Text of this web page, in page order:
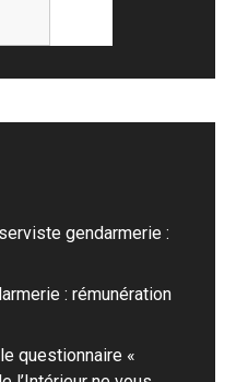
gendarmerie :
: rémunération
questionnaire «